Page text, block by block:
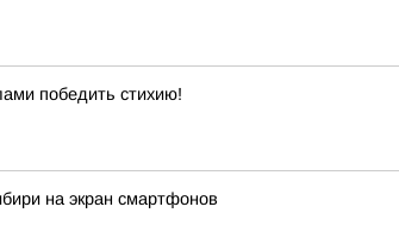
победить стихию!
на экран смартфонов